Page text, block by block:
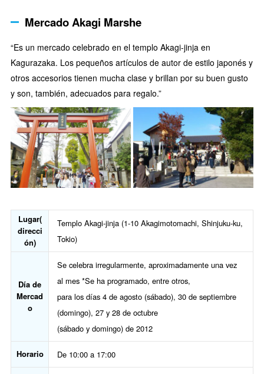
Mercado Akagi Marshe
“Es un mercado celebrado en el templo Akagi-jinja en
Kagurazaka. Los pequeños artículos de autor de estilo japonés y
otros accesorios tienen mucha clase y brillan por su buen gusto
y son, también, adecuados para regalo.”
Lugar(
direcci
ón)
Templo Akagi-jinja (1-10 Akagimotomachi, Shinjuku-ku,
Tokio)
Día de
Mercad
o
Se celebra irregularmente, aproximadamente una vez
al mes *Se ha programado, entre otros,
para los días 4 de agosto (sábado), 30 de septiembre
(domingo), 27 y 28 de octubre
(sábado y domingo) de 2012
Horario De 10:00 a 17:00